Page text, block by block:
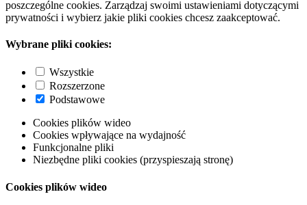
poszczególne cookies. Zarządzaj swoimi ustawieniami dotyczącymi
prywatności i wybierz jakie pliki cookies chcesz zaakceptować.
Wybrane pliki cookies:
Wszystkie
Rozszerzone
Podstawowe
Cookies plików wideo
Cookies wpływające na wydajność
Funkcjonalne pliki
Niezbędne pliki cookies (przyspieszają stronę)
Cookies plików wideo